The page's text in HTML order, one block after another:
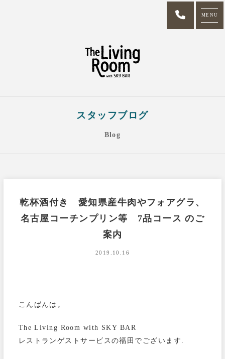
MENU
スタッフブログ
Blog
乾杯酒付き 愛知県産牛肉やフォアグラ、
名古屋コーチンプリン等 7品コース のご
案内
2019.10.16
こんばんは。
The Living Room with SKY BAR
レストランゲストサービスの福田でございます.